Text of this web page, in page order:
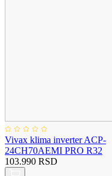
Vivax klima inverter ACP-
24CH70AEMI PRO R32
103.990 RSD